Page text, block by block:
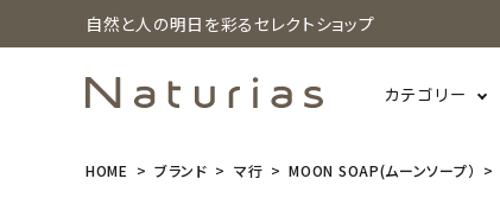
自然と人の明日を彩るセレクトショップ
カテゴリー
HOME ブランド マ行 MOON SOAP(ムーンソープ）